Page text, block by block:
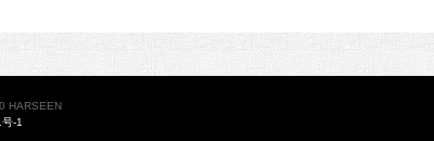
HARSEEN
-1